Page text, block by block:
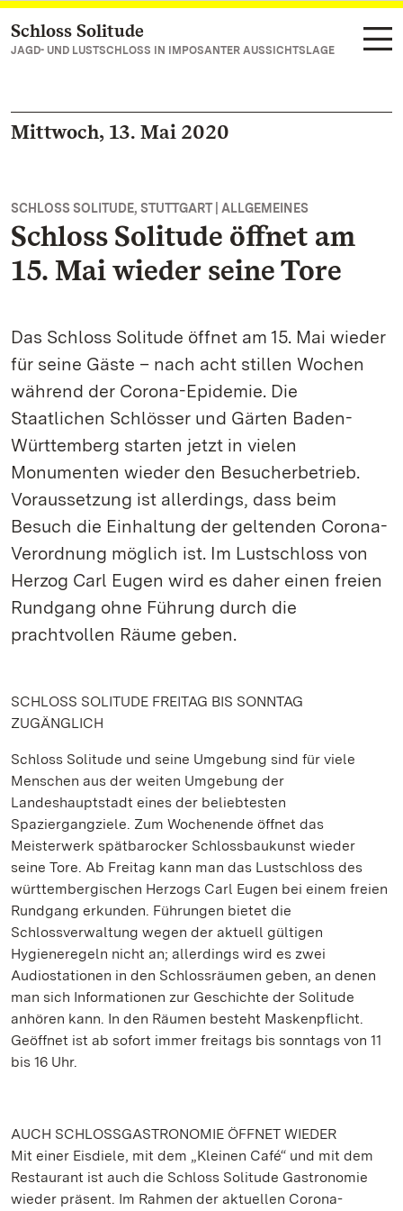
Zum Hauptinhalt springen
Schloss Solitude
JAGD- UND LUSTSCHLOSS IN IMPOSANTER AUSSICHTSLAGE
Mittwoch, 13. Mai 2020
SCHLOSS SOLITUDE, STUTTGART | ALLGEMEINES
Schloss Solitude öffnet am
15. Mai wieder seine Tore
Das Schloss Solitude öffnet am 15. Mai wieder
für seine Gäste – nach acht stillen Wochen
während der Corona-Epidemie. Die
Staatlichen Schlösser und Gärten Baden-
Württemberg starten jetzt in vielen
Monumenten wieder den Besucherbetrieb.
Voraussetzung ist allerdings, dass beim
Besuch die Einhaltung der geltenden Corona-
Verordnung möglich ist. Im Lustschloss von
Herzog Carl Eugen wird es daher einen freien
Rundgang ohne Führung durch die
prachtvollen Räume geben.
SCHLOSS SOLITUDE FREITAG BIS SONNTAG
ZUGÄNGLICH
Schloss Solitude und seine Umgebung sind für viele
Menschen aus der weiten Umgebung der
Landeshauptstadt eines der beliebtesten
Spaziergangziele. Zum Wochenende öffnet das
Meisterwerk spätbarocker Schlossbaukunst wieder
seine Tore. Ab Freitag kann man das Lustschloss des
württembergischen Herzogs Carl Eugen bei einem freien
Rundgang erkunden. Führungen bietet die
Schlossverwaltung wegen der aktuell gültigen
Hygieneregeln nicht an; allerdings wird es zwei
Audiostationen in den Schlossräumen geben, an denen
man sich Informationen zur Geschichte der Solitude
anhören kann. In den Räumen besteht Maskenpflicht.
Geöffnet ist ab sofort immer freitags bis sonntags von 11
bis 16 Uhr.
AUCH SCHLOSSGASTRONOMIE ÖFFNET WIEDER
Mit einer Eisdiele, mit dem „Kleinen Café“ und mit dem
Restaurant ist auch die Schloss Solitude Gastronomie
wieder präsent. Im Rahmen der aktuellen Corona-